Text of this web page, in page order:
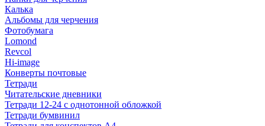
Калька
Альбомы для черчения
Фотобумага
Lomond
Revcol
Hi-image
Конверты почтовые
Тетради
Читательские дневники
Тетради 12-24 с однотонной обложкой
Тетради бумвинил